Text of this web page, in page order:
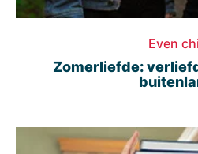
Even
Zomerliefde: